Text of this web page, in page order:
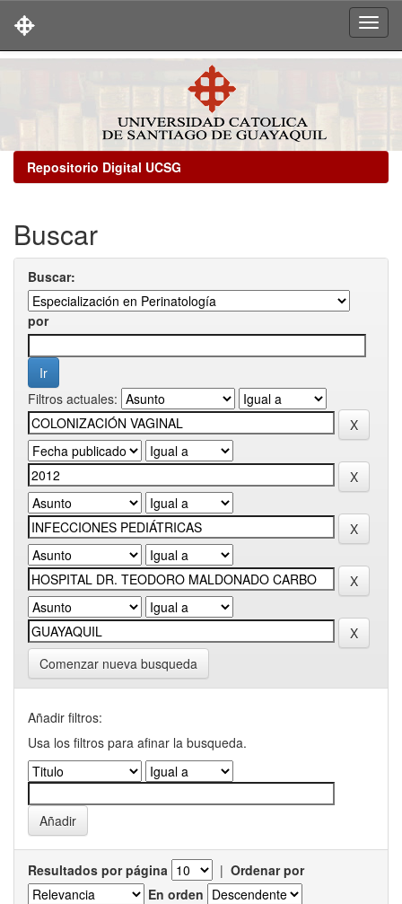
Repositorio Digital UCSG
Buscar
Buscar:
por
Filtros actuales:
Comenzar nueva busqueda
Añadir filtros:
Usa los filtros para afinar la busqueda.
Resultados por página | Ordenar por
En orden